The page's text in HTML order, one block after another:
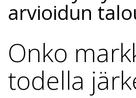
arvioidun
Onko
todella